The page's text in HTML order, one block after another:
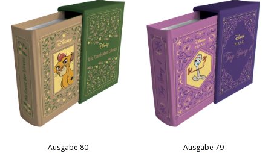
Ausgabe 80 Ausgabe 79